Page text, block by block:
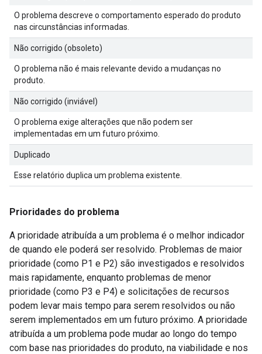
O problema descreve o comportamento esperado do produto
nas circunstâncias informadas.
Não corrigido (obsoleto)
O problema não é mais relevante devido a mudanças no
produto.
Não corrigido (inviável)
O problema exige alterações que não podem ser
implementadas em um futuro próximo.
Duplicado
Esse relatório duplica um problema existente.
Prioridades do problema
A prioridade atribuída a um problema é o melhor indicador
de quando ele poderá ser resolvido. Problemas de maior
prioridade (como P1 e P2) são investigados e resolvidos
mais rapidamente, enquanto problemas de menor
prioridade (como P3 e P4) e solicitações de recursos
podem levar mais tempo para serem resolvidos ou não
serem implementados em um futuro próximo. A prioridade
atribuída a um problema pode mudar ao longo do tempo
com base nas prioridades do produto, na viabilidade e nos